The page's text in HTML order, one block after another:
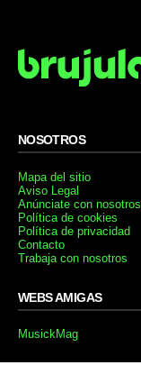
NOSOTROS
Mapa del sitio
Aviso Legal
Anúnciate con nosotros
Política de cookies
Política de privacidad
Contacto
Trabaja con nosotros
WEBS AMIGAS
MusickMag